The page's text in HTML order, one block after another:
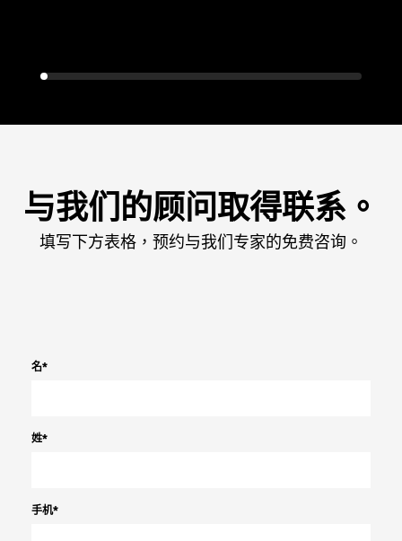
与我们的顾问取得联系。
填写下方表格，预约与我们专家的免费咨询。
名*
姓*
手机*